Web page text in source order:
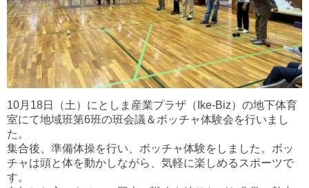
10月18日（土）にとしま産業プラザ（Ike-Biz）の地下体育
室にて地域班第6班の班会議＆ボッチャ体験会を行いまし
た。
集合後、準備体操を行い、ボッチャ体験をしました。ボッ
チャは頭と体を動かしながら、気軽に楽しめるスポーツで
す。